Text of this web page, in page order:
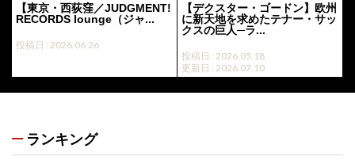
【東京・西荻窪／JUDGMENT!
RECORDS lounge（ジャ...
投稿日 : 2026.06.26
【デクスター・ゴードン】欧州
に新天地を求めたテナー・サッ
クスの巨人─ラ...
投稿日 : 2026.05.18
更新日 : 2026.07.10
ランキング